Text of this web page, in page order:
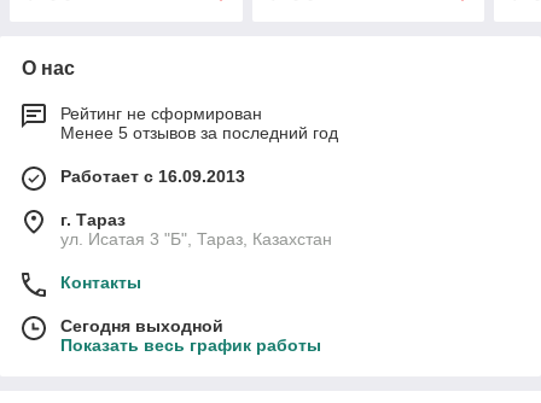
О нас
Рейтинг не сформирован
Менее 5 отзывов за последний год
Работает с 16.09.2013
г. Тараз
ул. Исатая 3 "Б", Тараз, Казахстан
Контакты
Сегодня выходной
Показать весь график работы